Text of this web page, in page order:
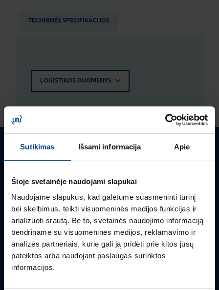
Sutikimas Išsami informacija Apie
Šioje svetainėje naudojami slapukai
Naudojame slapukus, kad galėtume suasmeninti turinį
bei skelbimus, teikti visuomeninės medijos funkcijas ir
analizuoti srautą. Be to, svetainės naudojimo informaciją
bendriname su visuomeninės medijos, reklamavimo ir
analizės partneriais, kurie gali ją pridėti prie kitos jūsų
pateiktos arba naudojant paslaugas surinktos
informacijos.
TECHNINĖS SPECIFIKACIJOS
LOGISTIKOS DUOMENYS
Turite klausimų? Susisiekite
Mielai atsakysime į Jums aktualius klausimus.